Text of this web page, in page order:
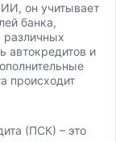
ИИ, он учитывает
банка,
автокредитов и
происходит
(ПСК) – это